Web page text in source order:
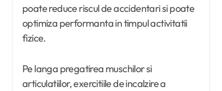
poate reduce riscul de accidentari si poate
optimiza performanta in timpul activitatii
fizice.
Pe langa pregatirea muschilor si
articulatiilor, exercitiile de incalzire a